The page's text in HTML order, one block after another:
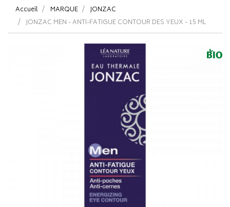
Accueil MARQUE
JONZAC
JONZAC MEN - ANTI-FATIGUE CONTOUR DES YEUX - 15 ML